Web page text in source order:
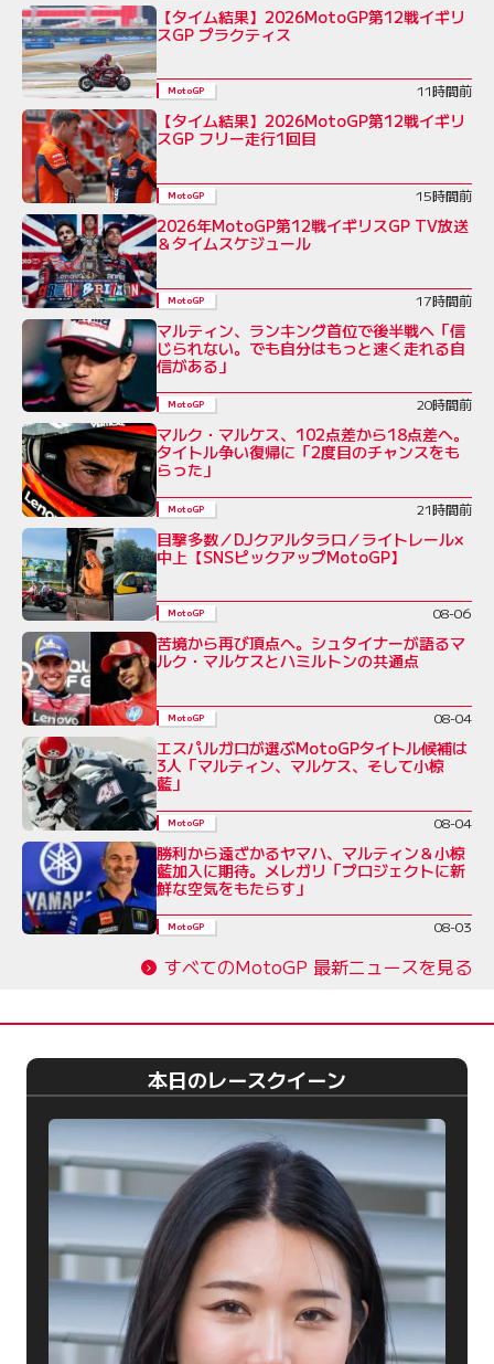
【タイム結果】2026MotoGP第12戦イギリ
スGP プラクティス
MotoGP 11時間前
【タイム結果】2026MotoGP第12戦イギリ
スGP フリー走行1回目
MotoGP 15時間前
2026年MotoGP第12戦イギリスGP TV放送
＆タイムスケジュール
MotoGP 17時間前
マルティン、ランキング首位で後半戦へ「信
じられない。でも自分はもっと速く走れる自
信がある」
MotoGP 20時間前
マルク・マルケス、102点差から18点差へ。
タイトル争い復帰に「2度目のチャンスをも
らった」
MotoGP 21時間前
目撃多数／DJクアルタラロ／ライトレール×
中上【SNSピックアップMotoGP】
MotoGP 08-06
苦境から再び頂点へ。シュタイナーが語るマ
ルク・マルケスとハミルトンの共通点
MotoGP 08-04
エスパルガロが選ぶMotoGPタイトル候補は
3人「マルティン、マルケス、そして小椋
藍」
MotoGP 08-04
勝利から遠ざかるヤマハ、マルティン＆小椋
藍加入に期待。メレガリ「プロジェクトに新
鮮な空気をもたらす」
MotoGP 08-03
すべてのMotoGP 最新ニュースを見る
本日のレースクイーン